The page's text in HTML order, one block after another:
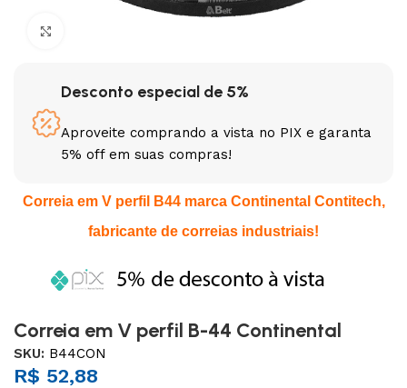
Desconto especial de 5%
Aproveite comprando a vista no PIX e garanta
5% off em suas compras!
Correia em V perfil B44 marca Continental Contitech,
fabricante de correias industriais!
Correia em V perfil B-44 Continental
SKU: B44CON
R$ 52,88